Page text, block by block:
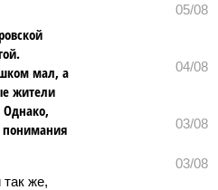
мал, а
жители
понимания
же,
05/08
04/08
03/08
03/08